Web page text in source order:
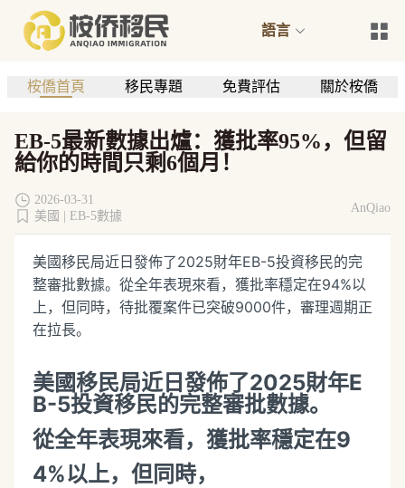
語言
桉僑首頁 移民專題 免費評估 關於桉僑
EB-5最新數據出爐：獲批率95%，但留
給你的時間只剩6個月！
2026-03-31
美國 |
EB-5數據
AnQiao
美國移民局近日發佈了2025財年EB-5投資移民的完
整審批數據。從全年表現來看，獲批率穩定在94%以
上，但同時，待批覆案件已突破9000件，審理週期正
在拉長。
美國移民局近日發佈了2025財年E
B-5投資移民的完整審批數據。
從全年表現來看，獲批率穩定在9
4%以上，但同時，